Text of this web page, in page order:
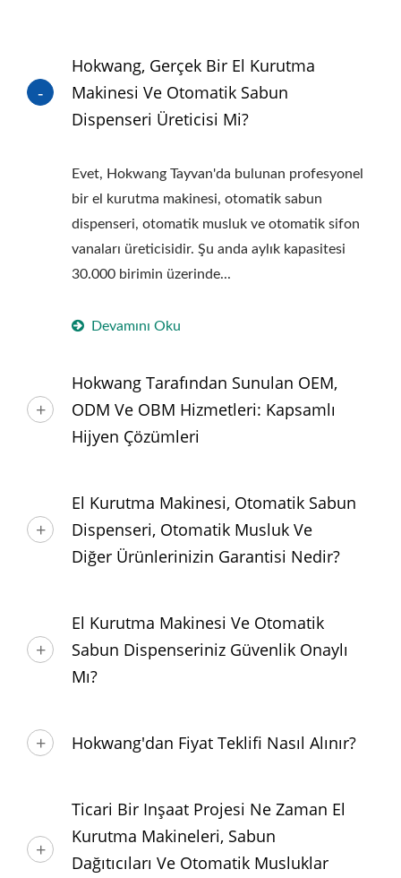
Hokwang, Gerçek Bir El Kurutma
Makinesi Ve Otomatik Sabun
Dispenseri Üreticisi Mi?
Evet, Hokwang Tayvan'da bulunan profesyonel
bir el kurutma makinesi, otomatik sabun
dispenseri, otomatik musluk ve otomatik sifon
vanaları üreticisidir. Şu anda aylık kapasitesi
30.000 birimin üzerinde...
Devamını Oku
Hokwang Tarafından Sunulan OEM,
ODM Ve OBM Hizmetleri: Kapsamlı
Hijyen Çözümleri
El Kurutma Makinesi, Otomatik Sabun
Dispenseri, Otomatik Musluk Ve
Diğer Ürünlerinizin Garantisi Nedir?
El Kurutma Makinesi Ve Otomatik
Sabun Dispenseriniz Güvenlik Onaylı
Mı?
Hokwang'dan Fiyat Teklifi Nasıl Alınır?
Ticari Bir Inşaat Projesi Ne Zaman El
Kurutma Makineleri, Sabun
Dağıtıcıları Ve Otomatik Musluklar